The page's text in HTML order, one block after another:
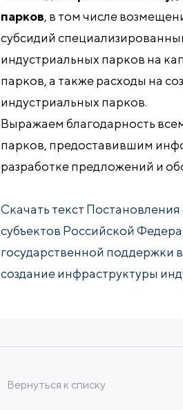
парков, в том числе
субсидий
индустриальных парков на
парков, а также расходы на
индустриальных парков.
Выражаем благодарность
парков, предоставившим
разработке предложений и
Скачать текст Постановления
субъектов Российской
государственной поддержки
создание инфраструктуры
Вернуться к списку